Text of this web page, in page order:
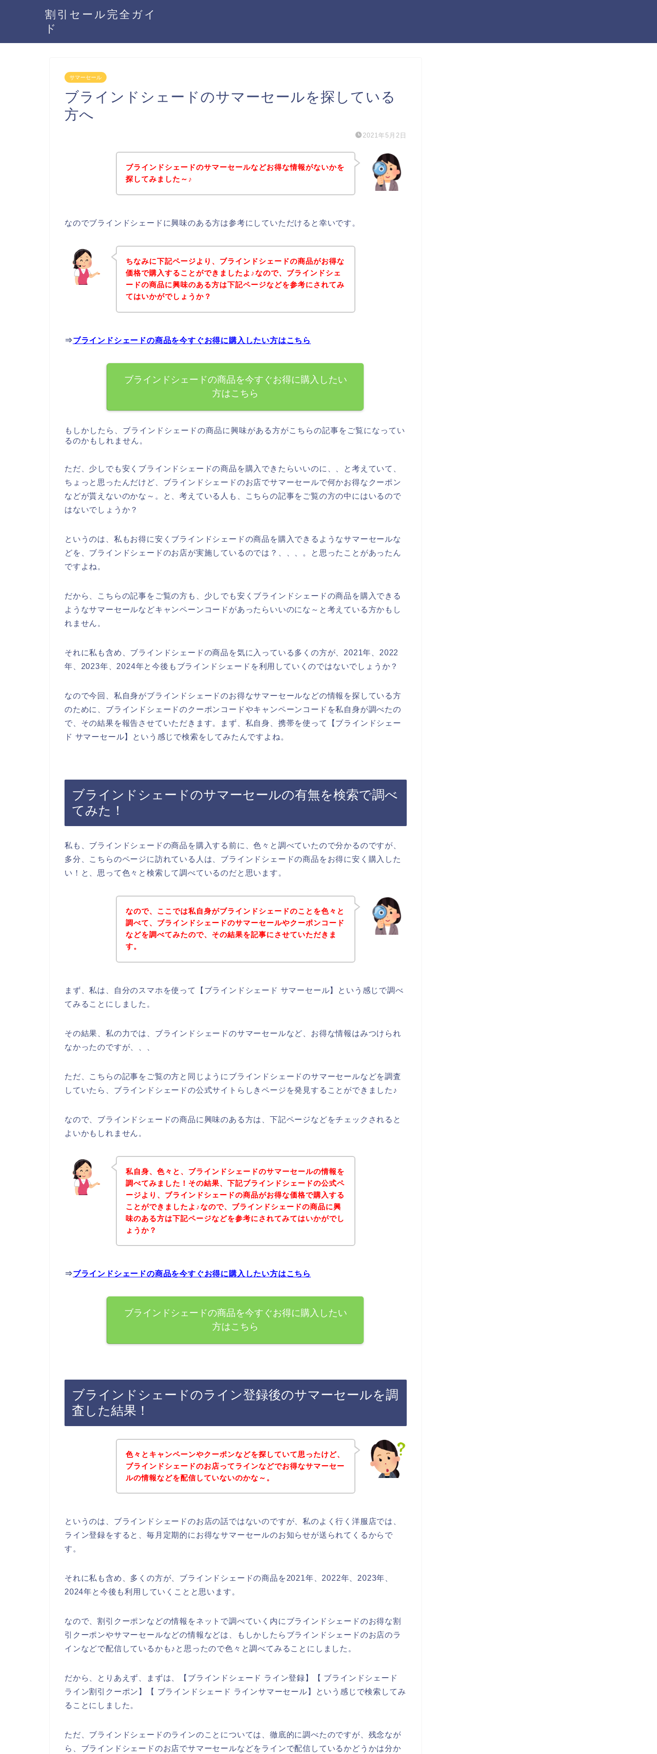
割引セール完全ガイ
ド
サマーセール
ブラインドシェードのサマーセールを探している
方へ
2021年5月2日
ブラインドシェードのサマーセールなどお得な情報がないかを
探してみました～♪
なのでブラインドシェードに興味のある方は参考にしていただけると幸いです。
ちなみに下記ページより、ブラインドシェードの商品がお得な
価格で購入することができましたよ♪なので、ブラインドシェ
ードの商品に興味のある方は下記ページなどを参考にされてみ
てはいかがでしょうか？
⇒ブラインドシェードの商品を今すぐお得に購入したい方はこちら
ブラインドシェードの商品を今すぐお得に購入したい
方はこちら
もしかしたら、ブラインドシェードの商品に興味がある方がこちらの記事をご覧になってい
るのかもしれません。
ただ、少しでも安くブラインドシェードの商品を購入できたらいいのに、、と考えていて、
ちょっと思ったんだけど、ブラインドシェードのお店でサマーセールで何かお得なクーポン
などが貰えないのかな～。と、考えている人も、こちらの記事をご覧の方の中にはいるので
はないでしょうか？
というのは、私もお得に安くブラインドシェードの商品を購入できるようなサマーセールな
どを、ブラインドシェードのお店が実施しているのでは？、、、。と思ったことがあったん
ですよね。
だから、こちらの記事をご覧の方も、少しでも安くブラインドシェードの商品を購入できる
ようなサマーセールなどキャンペーンコードがあったらいいのにな～と考えている方かもし
れません。
それに私も含め、ブラインドシェードの商品を気に入っている多くの方が、2021年、2022
年、2023年、2024年と今後もブラインドシェードを利用していくのではないでしょうか？
なので今回、私自身がブラインドシェードのお得なサマーセールなどの情報を探している方
のために、ブラインドシェードのクーポンコードやキャンペーンコードを私自身が調べたの
で、その結果を報告させていただきます。まず、私自身、携帯を使って【ブラインドシェー
ド サマーセール】という感じで検索をしてみたんですよね。
ブラインドシェードのサマーセールの有無を検索で調べ
てみた！
私も、ブラインドシェードの商品を購入する前に、色々と調べていたので分かるのですが、
多分、こちらのページに訪れている人は、ブラインドシェードの商品をお得に安く購入した
い！と、思って色々と検索して調べているのだと思います。
なので、ここでは私自身がブラインドシェードのことを色々と
調べて、ブラインドシェードのサマーセールやクーポンコード
などを調べてみたので、その結果を記事にさせていただきま
す。
まず、私は、自分のスマホを使って【ブラインドシェード サマーセール】という感じで調べ
てみることにしました。
その結果、私の力では、ブラインドシェードのサマーセールなど、お得な情報はみつけられ
なかったのですが、、、
ただ、こちらの記事をご覧の方と同じようにブラインドシェードのサマーセールなどを調査
していたら、ブラインドシェードの公式サイトらしきページを発見することができました♪
なので、ブラインドシェードの商品に興味のある方は、下記ページなどをチェックされると
よいかもしれません。
私自身、色々と、ブラインドシェードのサマーセールの情報を
調べてみました！その結果、下記ブラインドシェードの公式ペ
ージより、ブラインドシェードの商品がお得な価格で購入する
ことができましたよ♪なので、ブラインドシェードの商品に興
味のある方は下記ページなどを参考にされてみてはいかがでし
ょうか？
⇒ブラインドシェードの商品を今すぐお得に購入したい方はこちら
ブラインドシェードの商品を今すぐお得に購入したい
方はこちら
ブラインドシェードのライン登録後のサマーセールを調
査した結果！
色々とキャンペーンやクーポンなどを探していて思ったけど、
ブラインドシェードのお店ってラインなどでお得なサマーセー
ルの情報などを配信していないのかな～。
というのは、ブラインドシェードのお店の話ではないのですが、私のよく行く洋服店では、
ライン登録をすると、毎月定期的にお得なサマーセールのお知らせが送られてくるからで
す。
それに私も含め、多くの方が、ブラインドシェードの商品を2021年、2022年、2023年、
2024年と今後も利用していくことと思います。
なので、割引クーポンなどの情報をネットで調べていく内にブラインドシェードのお得な割
引クーポンやサマーセールなどの情報などは、もしかしたらブラインドシェードのお店のラ
インなどで配信しているかも♪と思ったので色々と調べてみることにしました。
だから、とりあえず、まずは、【ブラインドシェード ライン登録】【 ブラインドシェード
ライン割引クーポン】【 ブラインドシェード ラインサマーセール】という感じで検索してみ
ることにしました。
ただ、ブラインドシェードのラインのことについては、徹底的に調べたのですが、残念なが
ら、ブラインドシェードのお店でサマーセールなどをラインで配信しているかどうかは分か